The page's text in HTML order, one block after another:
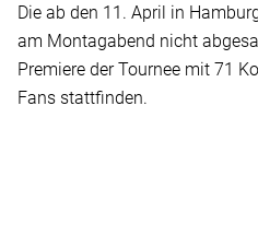
Die ab den 11. April in
am Montagabend nicht
Premiere der Tournee mit 71
Fans stattfinden.